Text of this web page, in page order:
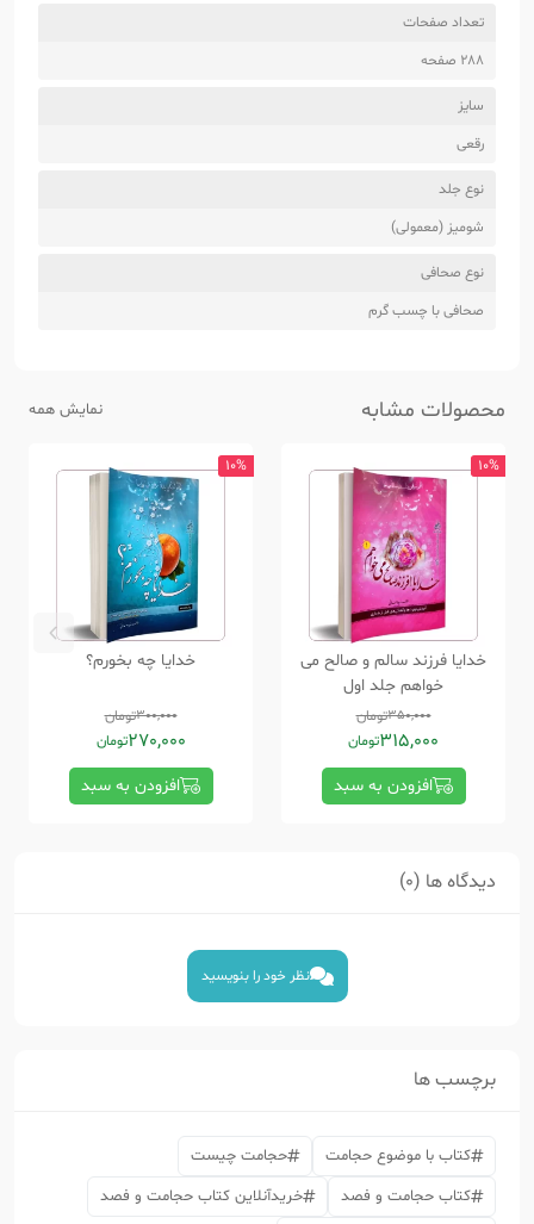
تعداد صفحات
288 صفحه
سایز
رقعی
نوع جلد
شومیز (معمولی)
نوع صحافی
صحافی با چسب گرم
محصولات مشابه نمایش همه
10%
خدایا فرزند سالم و صالح می
خواهم جلد اول
350,000تومان
315,000تومان
افزودن به سبد
10%
خدایا چه بخورم؟
300,000تومان
270,000تومان
افزودن به سبد
دیدگاه ها (0)
نظر خود را بنویسید
برچسب ها
کتاب با موضوع حجامت
حجامت چیست
کتاب حجامت و فصد
خریدآنلاین کتاب حجامت و فصد